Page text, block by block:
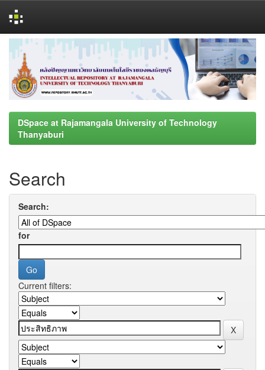
navigation
DSpace at Rajamangala University of Technology
Thanyaburi
Search
Search:
for
Current filters: